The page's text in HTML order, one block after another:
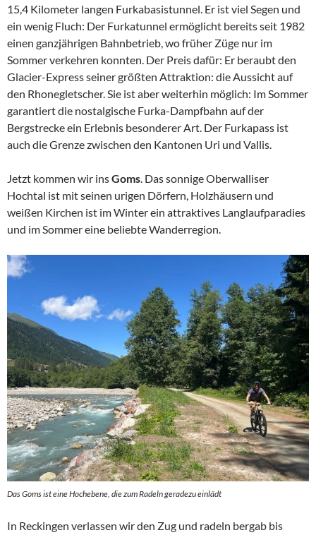
15,4 Kilometer langen Furkabasistunnel. Er ist viel Segen und
ein wenig Fluch: Der Furkatunnel ermöglicht bereits seit 1982
einen ganzjährigen Bahnbetrieb, wo früher Züge nur im
Sommer verkehren konnten. Der Preis dafür: Er beraubt den
Glacier-Express seiner größten Attraktion: die Aussicht auf
den Rhonegletscher. Sie ist aber weiterhin möglich: Im Sommer
garantiert die nostalgische Furka-Dampfbahn auf der
Bergstrecke ein Erlebnis besonderer Art. Der Furkapass ist
auch die Grenze zwischen den Kantonen Uri und Vallis.
Jetzt kommen wir insGoms. Das sonnige Oberwalliser
Hochtal ist mit seinen urigen Dörfern, Holzhäusern und
weißen Kirchen ist im Winter ein attraktives Langlaufparadies
und im Sommer eine beliebte Wanderregion.
Das Goms ist eine Hochebene, die zum Radeln geradezu einlädt
In Reckingen verlassen wir den Zug und radeln bergab bis